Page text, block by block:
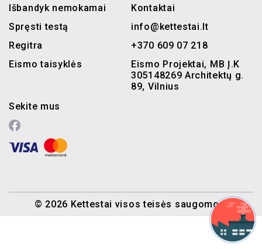
Išbandyk nemokamai
Spręsti testą
Regitra
Eismo taisyklės
Sekite mus
Kontaktai
info@kettestai.lt
+370 609 07 218
Eismo Projektai, MB Į.K
305148269 Architektų g.
89, Vilnius
© 2026 Kettestai visos teisės saugomos.